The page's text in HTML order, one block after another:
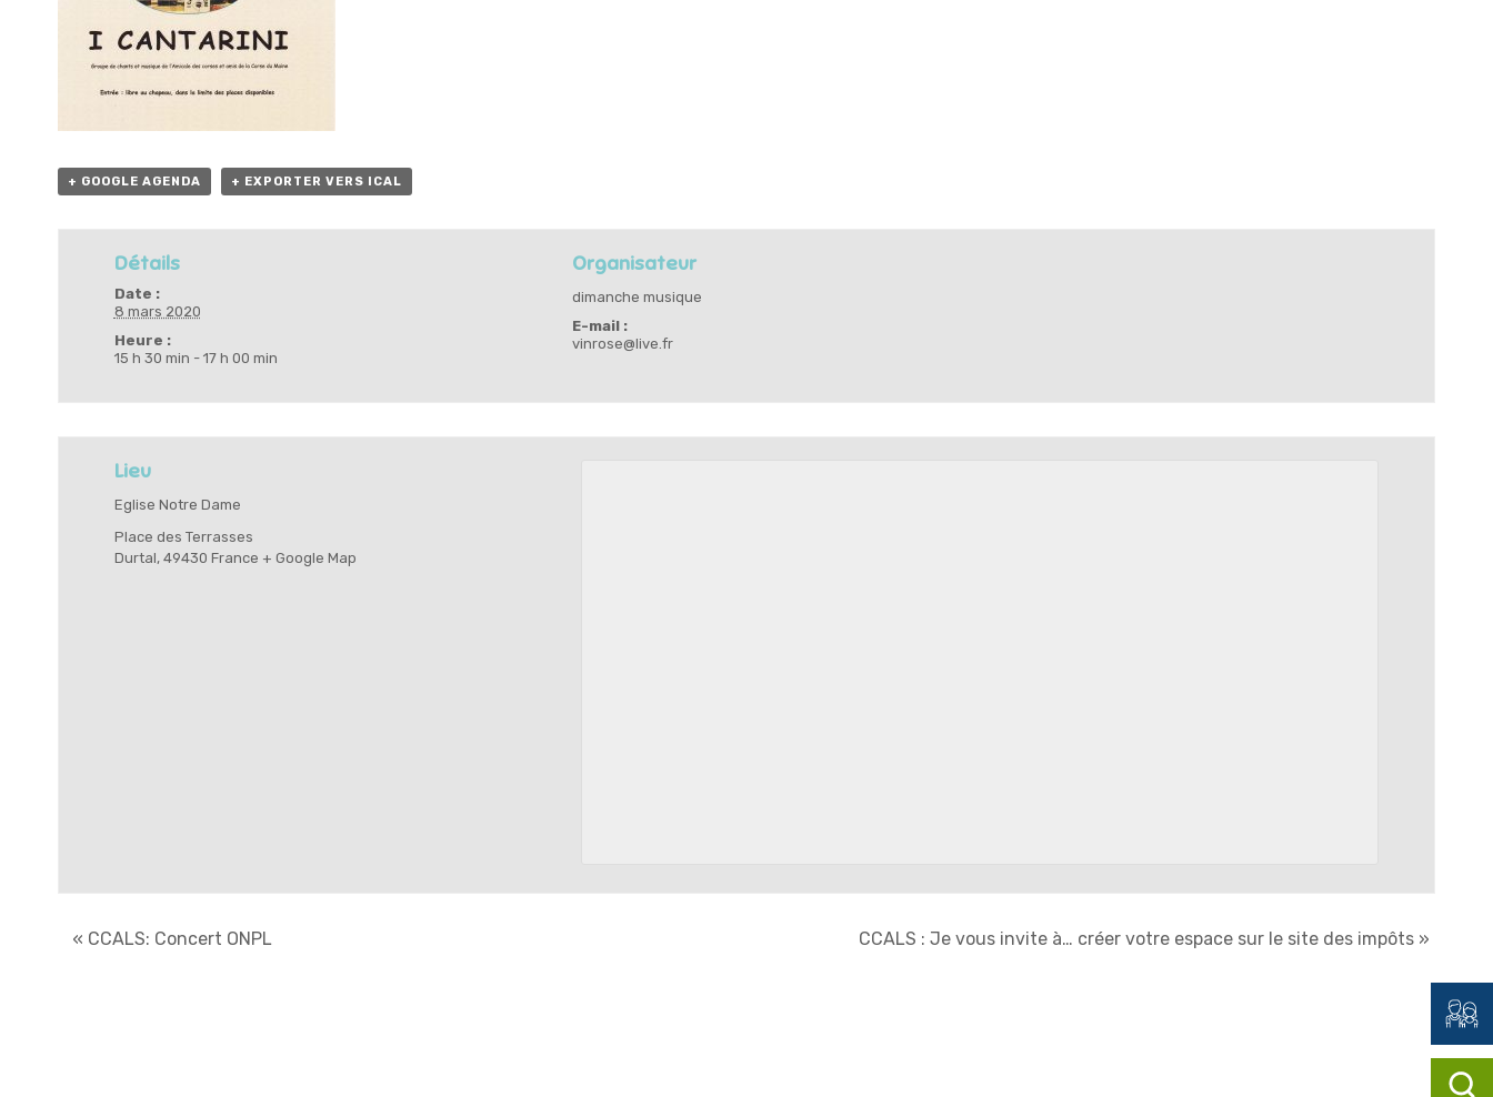
+ GOOGLE AGENDA + EXPORTER VERS ICAL
Détails
Date :
8 mars 2020
Heure :
15 h 30 min - 17 h 00 min
Organisateur
dimanche musique
E-mail :
vinrose@live.fr
Lieu
Eglise Notre Dame
Place des Terrasses
Durtal, 49430 France + Google Map
« CCALS: Concert ONPL CCALS : Je vous invite à… créer votre espace sur le site des impôts »